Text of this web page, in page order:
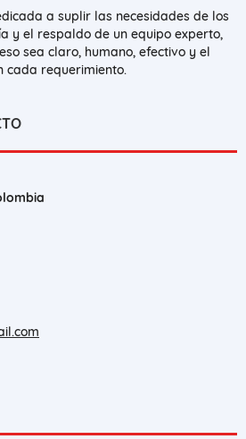
a suplir las necesidades de los
y el respaldo de un equipo experto,
sea claro, humano, efectivo y el
cada requerimiento.